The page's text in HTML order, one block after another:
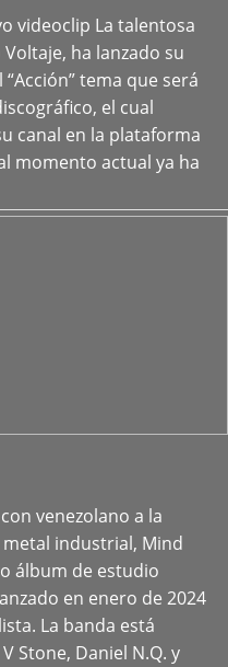
videoclip La talentosa
ha lanzado su
tema que será
el cual
canal en la plataforma
momento actual ya ha
venezolano a la
industrial, Mind
álbum de estudio
en enero de 2024
La banda está
Stone, Daniel N.Q. y